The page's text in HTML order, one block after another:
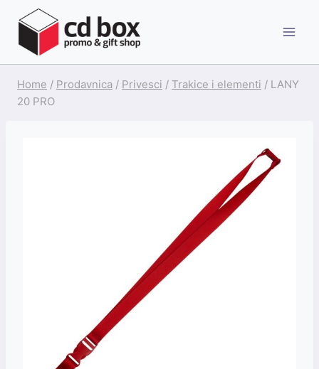
content
Home / Prodavnica / Privesci / Trakice i elementi / LANY
20 PRO